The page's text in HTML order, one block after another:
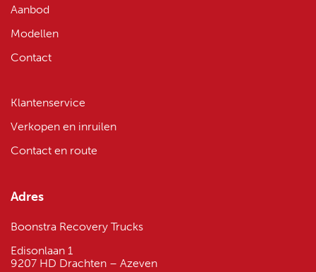
Aanbod
Modellen
Contact
Klantenservice
Verkopen en inruilen
Contact en route
Adres
Boonstra Recovery Trucks
Edisonlaan 1
9207 HD Drachten – Azeven